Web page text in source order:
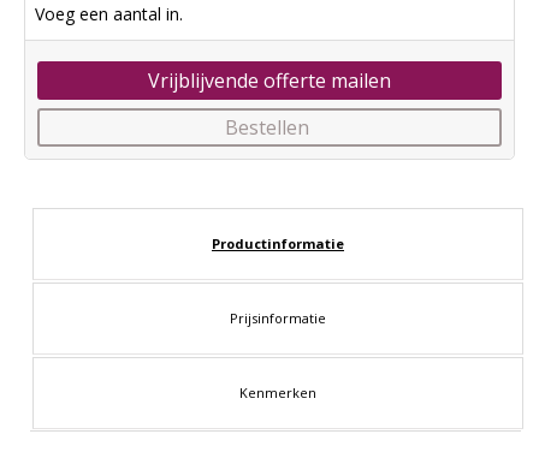
Voeg een aantal in.
Vrijblijvende offerte mailen
Bestellen
Productinformatie
Prijsinformatie
Kenmerken